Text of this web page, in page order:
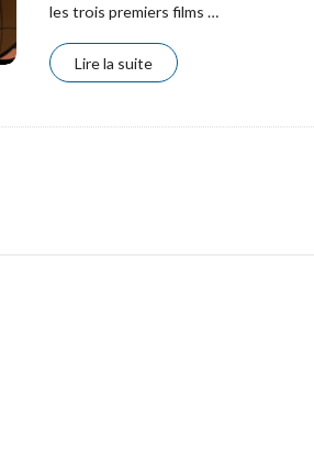
les trois premiers films …
Lire la suite